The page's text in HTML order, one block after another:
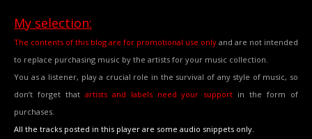
My selection:
The contents of this blog are for promotional use only and are not intended
to replace purchasing music by the artists for your music collection.
You as a listener, play a crucial role in the survival of any style of music, so
don’t forget that artists and labels need your support in the form of
purchases.
All the tracks posted in this player are some audio snippets only.